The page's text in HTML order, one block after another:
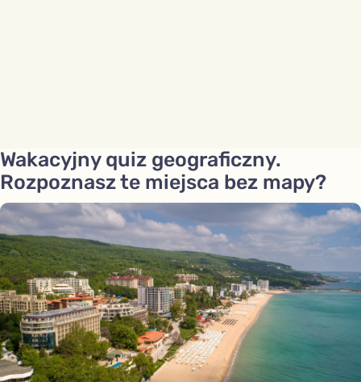
Wakacyjny quiz geograficzny.
Rozpoznasz te miejsca bez mapy?